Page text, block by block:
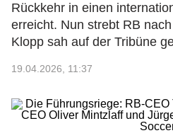
Rückkehr in einen
erreicht. Nun strebt RB
Klopp sah auf der Tribüne
19.04.2026, 11:37